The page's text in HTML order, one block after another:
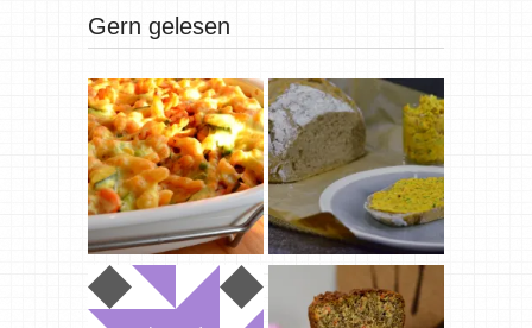
Gern gelesen